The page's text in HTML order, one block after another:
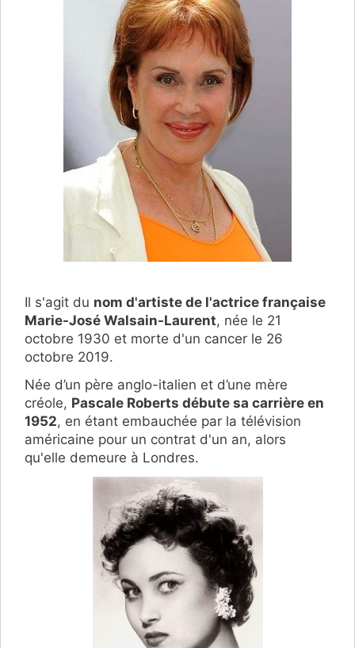
Il s'agit du nom d'artiste de l'actrice française
Marie-José Walsain-Laurent, née le 21
octobre 1930 et morte d'un cancer le 26
octobre 2019.
Née d’un père anglo-italien et d’une mère
créole, Pascale Roberts débute sa carrière en
1952, en étant embauchée par la télévision
américaine pour un contrat d'un an, alors
qu'elle demeure à Londres.